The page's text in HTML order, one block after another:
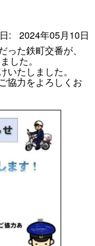
:
2024年05月10日
た鉄町交番が、
した。
たしました。
協力をよろしくお